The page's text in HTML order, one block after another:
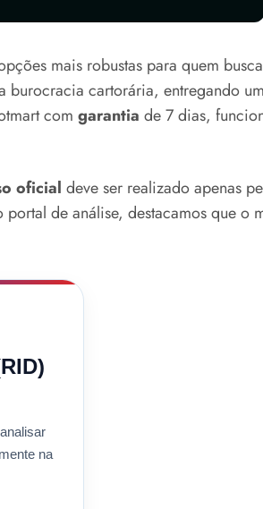
mais robustas para quem
burocracia cartorária, entregando
com garantia de 7 dias,
oficial deve ser realizado apenas
de análise, destacamos que o
na